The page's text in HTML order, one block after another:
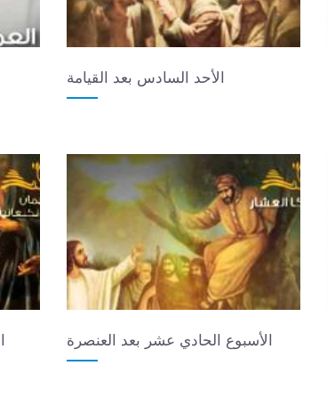
الأحد السادس بعد القيامة
الأسبوع الحادي عشر بعد العنصرة